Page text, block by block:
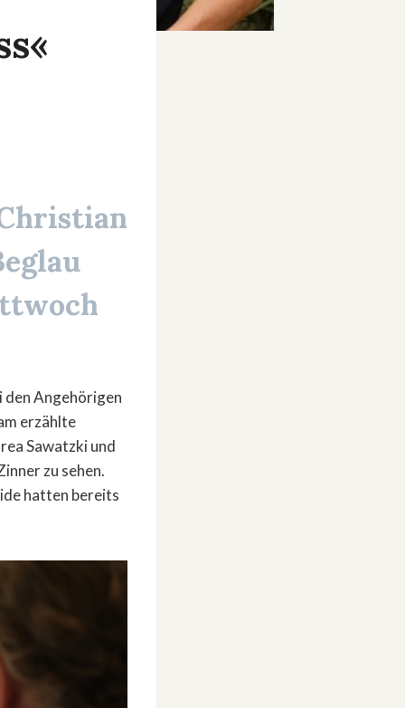
den Angehörigen
erzählte
Sawatzki und
zu sehen.
hatten bereits